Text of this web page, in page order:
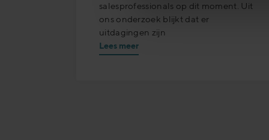
salesprofessionals op dit moment. Uit
ons onderzoek blijkt dat er
uitdagingen zijn
Lees meer